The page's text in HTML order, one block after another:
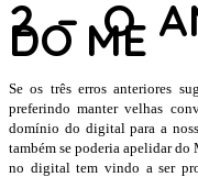
2 –O
DO ME
Se os três erros anteriores
preferindo manter velhas
domínio do digital para a
também se poderia apelidar
no digital tem vindo a ser